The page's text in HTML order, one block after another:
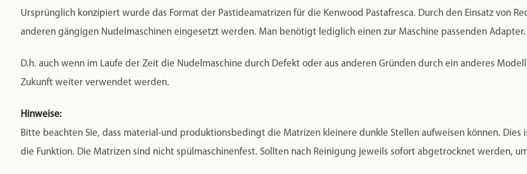
Ursprünglich konzipiert wurde das Format der Pastideamatrizen für die Kenwood Pastafresca. Durch den Einsatz von
anderen gängigen Nudelmaschinen eingesetzt werden. Man benötigt lediglich einen zur Maschine passenden Adapter.
D.h. auch wenn im Laufe der Zeit die Nudelmaschine durch Defekt oder aus anderen Gründen durch ein anderes
Zukunft weiter verwendet werden.
Hinweise:
Bitte beachten Sie, dass material-und produktionsbedingt die Matrizen kleinere dunkle Stellen aufweisen können.
die Funktion. Die Matrizen sind nicht spülmaschinenfest. Sollten nach Reinigung jeweils sofort abgetrocknet werden,